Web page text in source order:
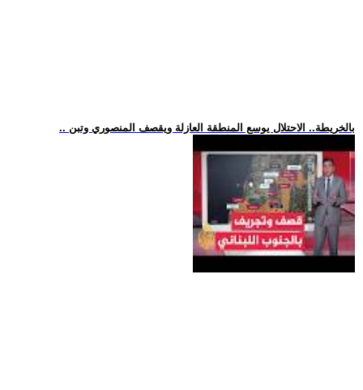
.. بالخريطة.. الاحتلال يوسع المنطقة العازلة ويقصف المنصوري وتبن